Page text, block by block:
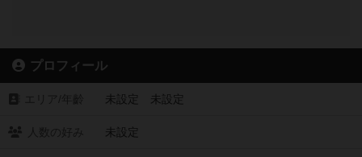
プロフィール
未設定 未設定
未設定